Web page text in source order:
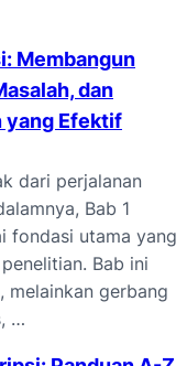
Membangun
dan
yang Efektif
dari perjalanan
Bab 1
fondasi utama yang
Bab ini
melainkan gerbang
…